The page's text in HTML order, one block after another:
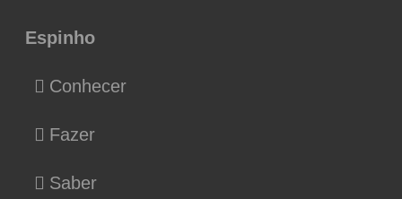
Espinho
Conhecer
Fazer
Saber